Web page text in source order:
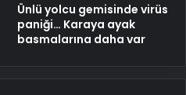
Ünlü yolcu gemisinde virüs
paniği… Karaya ayak
basmalarına daha var